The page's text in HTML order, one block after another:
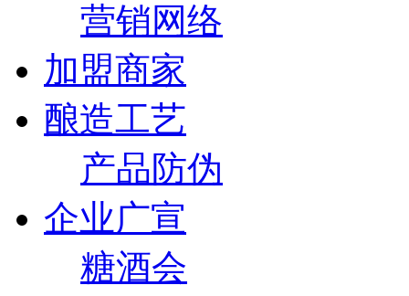
营销网络
加盟商家
酿造工艺
产品防伪
企业广宣
糖酒会